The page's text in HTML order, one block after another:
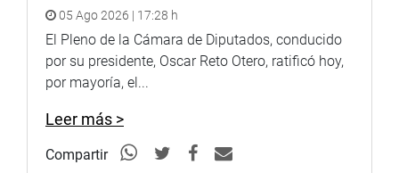
05 Ago 2026 | 17:28 h
El Pleno de la Cámara de Diputados, conducido
por su presidente, Oscar Reto Otero, ratificó hoy,
por mayoría, el...
Leer más >
Compartir